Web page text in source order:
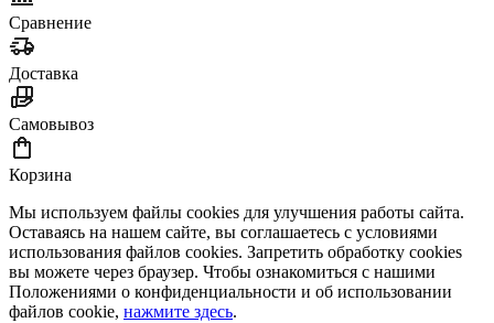
Сравнение
Доставка
Самовывоз
Корзина
Мы используем файлы cookies для улучшения работы сайта.
Оставаясь на нашем сайте, вы соглашаетесь с условиями
использования файлов cookies. Запретить обработку cookies
вы можете через браузер. Чтобы ознакомиться с нашими
Положениями о конфиденциальности и об использовании
файлов cookie, нажмите здесь.